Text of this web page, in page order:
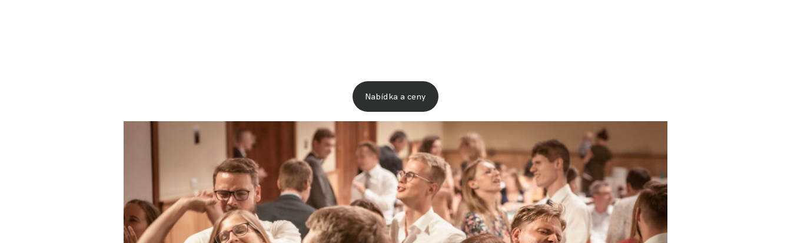
Nabídka a ceny